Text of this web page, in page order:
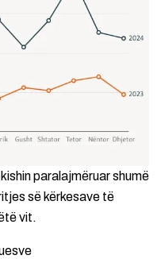
paralajmëruar shumë
së kërkesave të
vit.